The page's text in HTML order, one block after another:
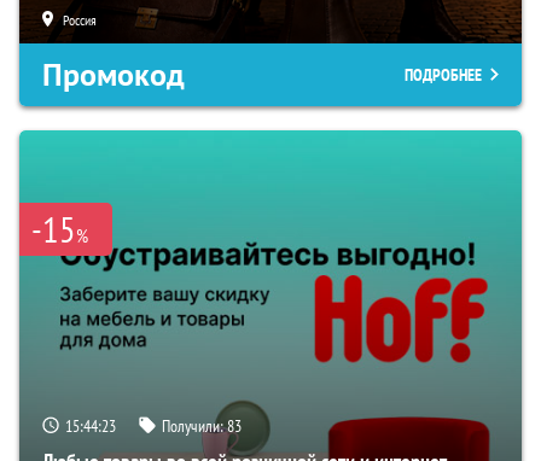
Россия
Промокод ПОДРОБНЕЕ
-15%
15:44:22 Получили:83